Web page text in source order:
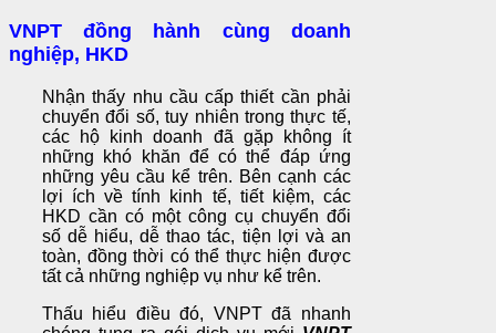
VNPT đồng hành cùng doanh
nghiệp, HKD
Nhận thấy nhu cầu cấp thiết cần phải
chuyển đổi số, tuy nhiên trong thực tế,
các hộ kinh doanh đã gặp không ít
những khó khăn để có thể đáp ứng
những yêu cầu kể trên. Bên cạnh các
lợi ích về tính kinh tế, tiết kiệm, các
HKD cần có một công cụ chuyển đổi
số dễ hiểu, dễ thao tác, tiện lợi và an
toàn, đồng thời có thể thực hiện được
tất cả những nghiệp vụ như kể trên.
Thấu hiểu điều đó, VNPT đã nhanh